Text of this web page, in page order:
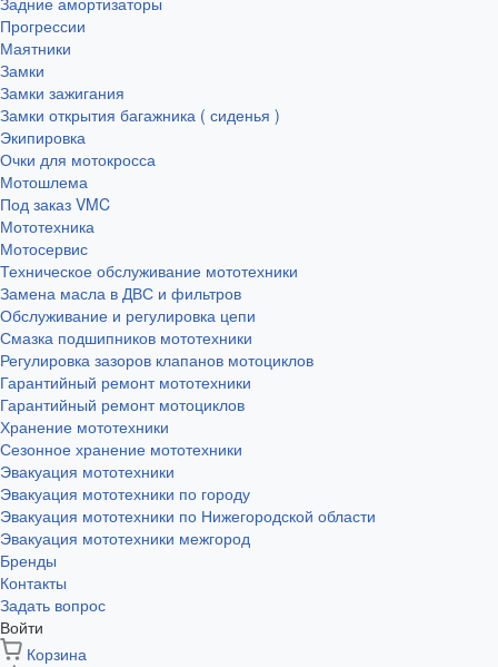
Прогрессии
Маятники
Замки
Замки зажигания
Замки открытия багажника ( сиденья )
Экипировка
Очки для мотокросса
Мотошлема
Под заказ VMC
Мототехника
Мотосервис
Техническое обслуживание мототехники
Замена масла в ДВС и фильтров
Обслуживание и регулировка цепи
Смазка подшипников мототехники
Регулировка зазоров клапанов мотоциклов
Гарантийный ремонт мототехники
Гарантийный ремонт мотоциклов
Хранение мототехники
Сезонное хранение мототехники
Эвакуация мототехники
Эвакуация мототехники по городу
Эвакуация мототехники по Нижегородской области
Эвакуация мототехники межгород
Бренды
Контакты
Задать вопрос
Войти
Корзина